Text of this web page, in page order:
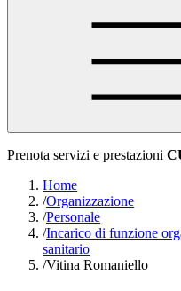
Prenota servizi e prestazioni
Home
/Organizzazione
/Personale
/Incarico di funzione
sanitario
/Vitina Romaniello